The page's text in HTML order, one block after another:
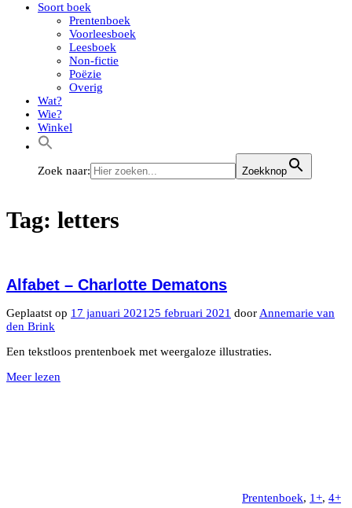
Soort boek
Prentenboek
Voorleesboek
Leesboek
Non-fictie
Poëzie
Overig
Wat?
Wie?
Winkel
Zoek naar: Zoekknop
Tag: letters
Alfabet – Charlotte Dematons
Geplaatst op 17 januari 202125 februari 2021 doorAnnemarie van
den Brink
Een tekstloos prentenboek met weergaloze illustraties.
Meer lezen
Prentenboek, 1+, 4+